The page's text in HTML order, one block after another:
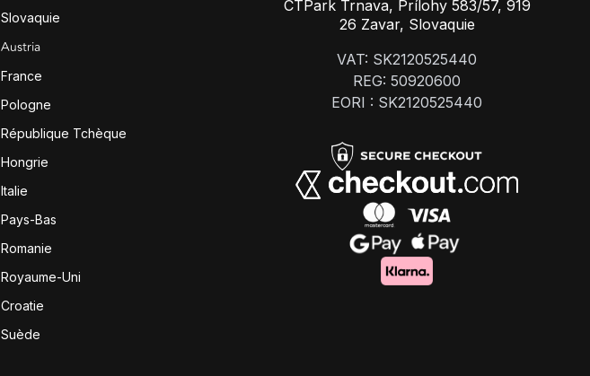
Slovaquie
Austria
France
Pologne
République Tchèque
Hongrie
Italie
Pays-Bas
Romanie
Royaume-Uni
Croatie
Suède
CTPark Trnava, Prílohy 583/57, 919
26 Zavar, Slovaquie
VAT: SK2120525440
REG: 50920600
EORI : SK2120525440